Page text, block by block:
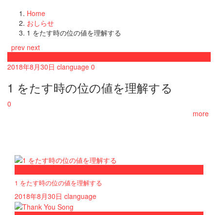
Home
おしらせ
1 をたす時の位の値を理解する
prev next
2018年8月30日 clanguage 0
1 をたす時の位の値を理解する
0
more
1 をたす時の位の値を理解する
2018年8月30日 clanguage